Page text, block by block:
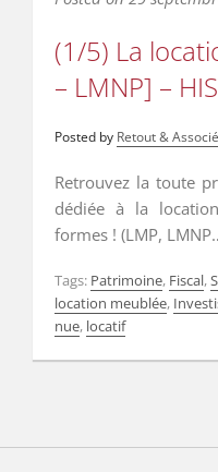
(1/5) La
– LMNP] –
Posted by Retout &
Retrouvez la toute
dédiée à la
formes ! (LMP,
Tags: Patrimoine, Fiscal,
location meublée,
nue, locatif